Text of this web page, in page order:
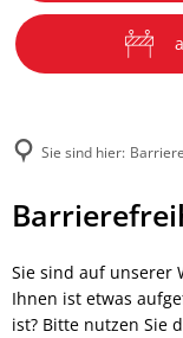
Sie sind hier:
Barriere
melden
Sie sind auf unserer
Ihnen ist etwas
ist? Bitte nutzen Sie